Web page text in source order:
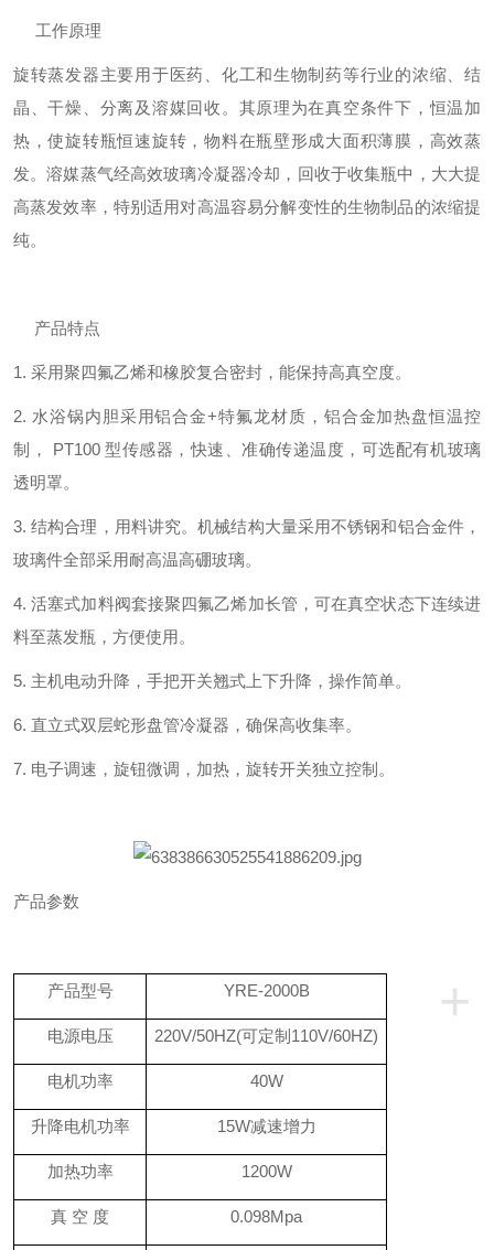
工作原理
旋转蒸发器主要用于医药、化工和生物制药等行业的浓缩、结
晶、干燥、分离及溶媒回收 。 其原理为在真空条件下，恒温加
热，使旋转瓶恒速旋转，物料在瓶壁形成大面积薄膜，高效蒸
发。溶媒蒸气经高效玻璃冷凝器冷却，回收于收集瓶中，大大提
高蒸发效率， 特别适用对高温容易分解变性的生物制品的浓缩提
纯。
产品特点
1. 采用聚四氟乙烯和橡胶复合密封，能保持高真空度。
2. 水浴锅内胆采用铝合金+特氟龙材质，铝合金加热盘恒温控
制，
PT100型传感器，快速、准确传递温度 ， 可选配有机玻璃
透明罩。
3.结构合理，用料讲究。机械结构大量采用不锈钢和铝合金件，
玻璃件全部采用耐高温高硼玻璃。
4.活塞式加料阀套接聚四氟乙烯加长管，可在真空状态下连续进
料至蒸发瓶， 方便使用。
5. 主机电动升降，手把开关翘式上下升降，操作简单。
6. 直立式双层蛇形盘管冷凝器，确保高收集率。
7. 电子调速，旋钮微调，加热，旋转开关独立控制。
产品参数
+
产品型号 YRE-2000B
电源电压 220V/50HZ(可定制110V/60HZ)
电机功率 40W
升降电机功率 15W减速增力
加热功率 1200W
真 空 度 0.098Mpa